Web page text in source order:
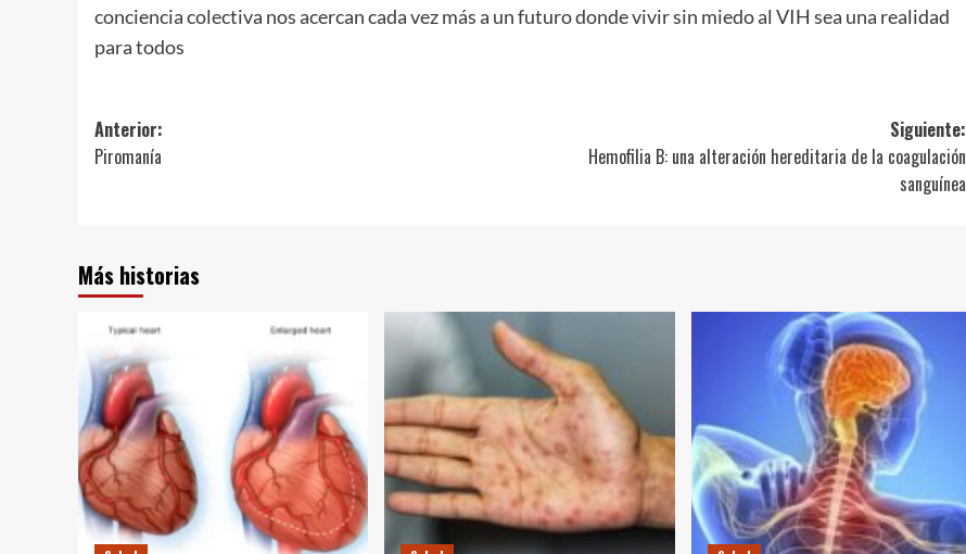
conciencia colectiva nos acercan cada vez más a un futuro donde vivir sin miedo al VIH sea una realidad
para todos
Navegación
de
Anterior:
Piromanía
Siguiente:
Hemofilia B: una alteración hereditaria de la coagulación
sanguínea
Más historias